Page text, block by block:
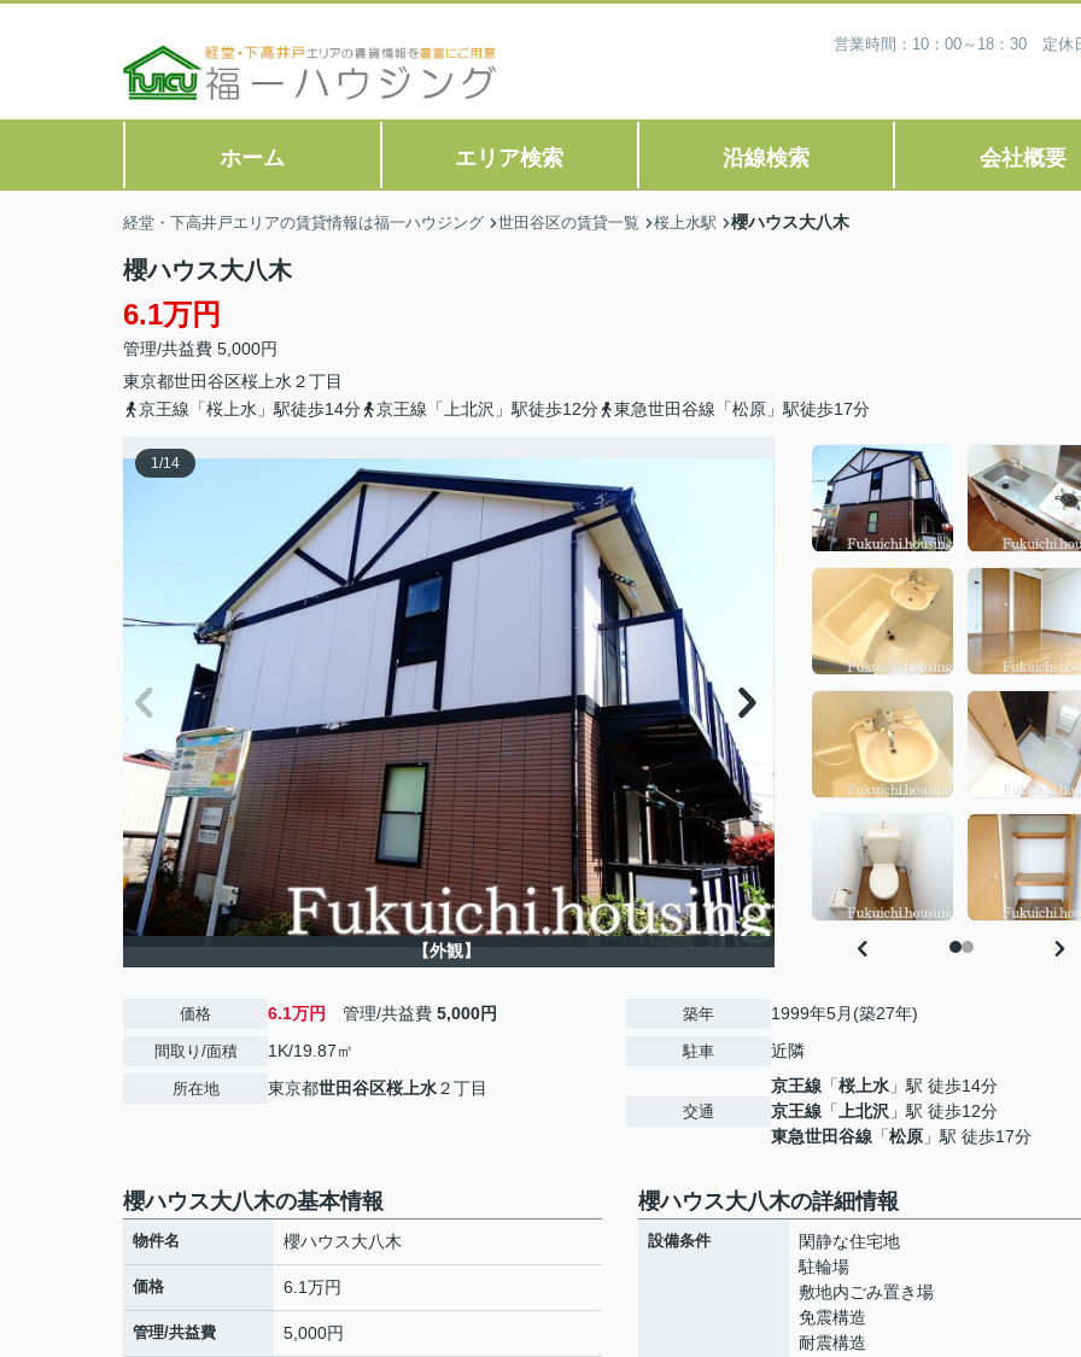
営業時間：10：00～18：30 定休
ホーム エリア検索 沿線検索 会社概要
経堂・下高井戸エリアの賃貸情報は福一ハウジング 世田谷区の賃貸一覧 桜上水駅 櫻ハウス大八木
櫻ハウス大八木
6.1万円
管理/共益費 5,000円
東京都世田谷区桜上水 ２丁目
京王線「桜上水」駅徒歩14分
京王線「上北沢」駅徒歩12分 東急世田谷線「松原」駅徒歩17分
1/14
【外観】
価格 6.1万円 管理/共益費 5,000円
間取り/面積 1K/19.87㎡
所在地 東京都世田谷区桜上水２丁目
築年 1999年5月(築27年)
駐車 近隣
交通
京王線 「桜上水 」駅 徒歩14分
京王線 「 上北沢 」駅 徒歩12分
東急世田谷線 「松原 」駅 徒歩17分
櫻ハウス大八木の基本情報
物件名 櫻ハウス大八木
価格 6.1万円
管理/共益費 5,000円
櫻ハウス大八木の詳細情報
設備条件
閑静な住宅地
駐輪場
敷地内ごみ置き場
免震構造
耐震構造